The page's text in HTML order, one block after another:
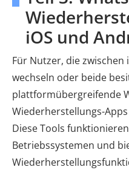
iOS und
Für Nutzer, die
wechseln oder beide
plattformübergreifende
Wiederherstellungs-
Diese Tools
Betriebssystemen und